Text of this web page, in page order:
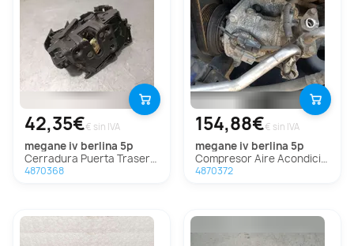
42,35€€ sin IVA
megane iv berlina 5p
Cerradura Puerta Trasera Izquierda para Renault Megane Iv Berlina 5P
4870368
154,88€€ sin IVA
megane iv berlina 5p
Compresor Aire Acondicionado para Renault Megane Iv Berlina 5P
4870372